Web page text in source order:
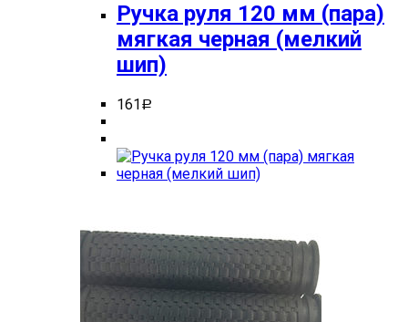
Ручка руля 120 мм (пара)
мягкая черная (мелкий
шип)
161 Р